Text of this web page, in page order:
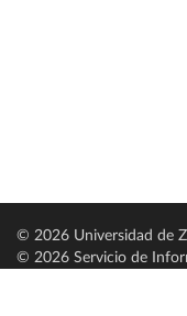
© 2026 Universidad de
© 2026 Servicio de